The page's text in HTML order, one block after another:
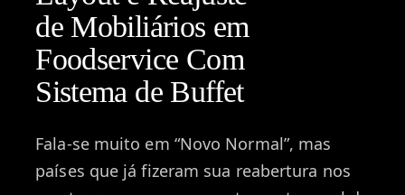
de Mobiliários em
Foodservice Com
Sistema de Buffet
Fala-se muito em “Novo Normal”, mas
países que já fizeram sua reabertura nos